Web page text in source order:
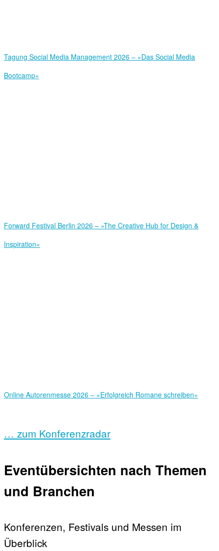
Tagung Social Media Management 2026 – »Das Social Media
Bootcamp«
Forward Festival Berlin 2026 – »The Creative Hub for Design &
Inspiration«
Online Autorenmesse 2026 – »Erfolgreich Romane schreiben«
… zum Konferenzradar
Eventübersichten nach Themen
und Branchen
Konferenzen, Festivals und Messen im
Überblick